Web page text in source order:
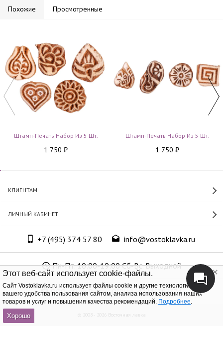
Этот веб-сайт использует cookie-файлы.
Cайт Vostoklavka.ru использует файлы cookie и другие технологии для
вашего удобства пользования сайтом, анализа использования наших
товаров и услуг и повышения качества рекомендаций. Подробнее.
Хорошо
Похожие Просмотренные
Штамп-Печать Набор Из 5 Шт.
1 750 ₽
Штамп-Печать Набор Из 5 Шт.
1 750 ₽
КЛИЕНТАМ
ЛИЧНЫЙ КАБИНЕТ
+7 (495) 374 57 80 info@vostoklavka.ru
Пн-Пт. 10:00-19:00 Сб-Вс. Выходной
ООО «Юнит Групп», ОГРН 1147746305574